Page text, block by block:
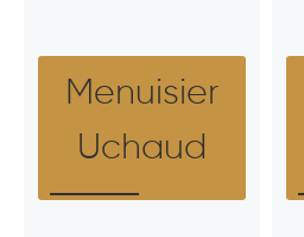
Menuisier
Uchaud